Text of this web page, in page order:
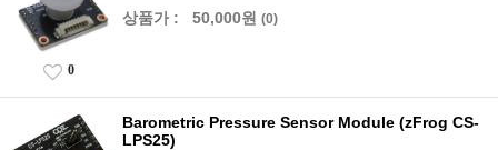
상품가 : 50,000원 (0)
0
Barometric Pressure Sensor Module (zFrog CS-
LPS25)